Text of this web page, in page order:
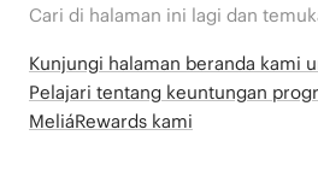
Cari di halaman ini lagi dan
Kunjungi halaman beranda kami
Pelajari tentang keuntungan
MeliáRewards kami